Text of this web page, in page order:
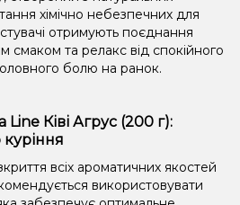
хімічно небезпечних для
отримують поєднання
смаком та релакс від спокійного
болю на ранок.
Ківі Агрус (200 г):
всіх ароматичних якостей
використовувати